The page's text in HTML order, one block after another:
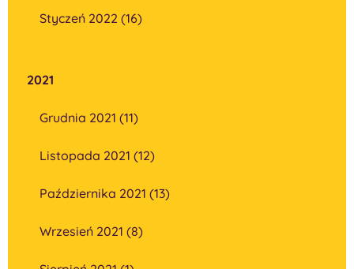
Styczeń 2022 (16)
2021
Grudnia 2021 (11)
Listopada 2021 (12)
Października 2021 (13)
Wrzesień 2021 (8)